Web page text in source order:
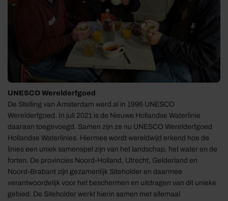
UNESCO Werelderfgoed
De Stelling van Amsterdam werd al in 1996 UNESCO
Werelderfgoed. In juli 2021 is de Nieuwe Hollandse Waterlinie
daaraan toegevoegd. Samen zijn ze nu UNESCO Werelderfgoed
Hollandse Waterlinies. Hiermee wordt wereldwijd erkend hoe de
linies een uniek samenspel zijn van het landschap, het water en de
forten. De provincies Noord-Holland, Utrecht, Gelderland en
Noord-Brabant zijn gezamenlijk Siteholder en daarmee
verantwoordelijk voor het beschermen en uitdragen van dit unieke
gebied. De Siteholder werkt hierin samen met allemaal